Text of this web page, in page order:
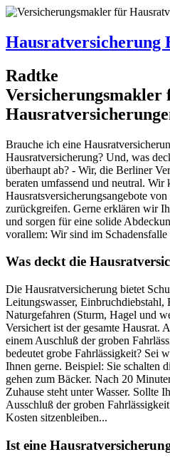
Hausratversicherung
Radtke
Versicherungsmakler
Brauche ich eine
Hausratversicherung? Und, was
überhaupt ab? - Wir, die Berliner
beraten umfassend und neutral. Wir
Hausratsversicherungsangebote
zurückgreifen. Gerne erklären wir
und sorgen für eine solide
vorallem: Wir sind im
Was deckt die
Die Hausratversicherung bietet
Leitungswasser, Einbruchdiebstahl,
Naturgefahren (Sturm, Hagel und
Versichert ist der gesamte Hausrat.
einem Auschluß der groben
bedeutet grobe Fahrlässigkeit? Sei
Ihnen gerne. Beispiel: Sie schalten
gehen zum Bäcker. Nach 20
Zuhause steht unter Wasser. Sollte
Ausschluß der groben
Kosten sitzenbleiben...
Ist eine